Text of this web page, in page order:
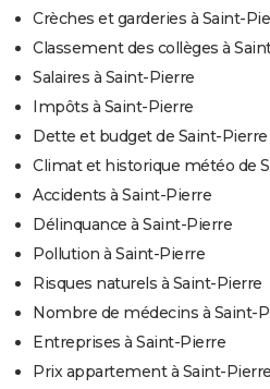
Crèches et garderies à Saint-
Classement des collèges à
Salaires à Saint-Pierre
Impôts à Saint-Pierre
Dette et budget de Saint-Pierre
Climat et historique météo de
Accidents à Saint-Pierre
Délinquance à Saint-Pierre
Pollution à Saint-Pierre
Risques naturels à Saint-Pierre
Nombre de médecins à Saint-
Entreprises à Saint-Pierre
Prix appartement à Saint-Pierre